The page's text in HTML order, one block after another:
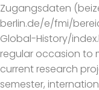
Zugangsdaten
berlin.de/e/fmi/
Global-History/
regular occasion to
current research
semester,